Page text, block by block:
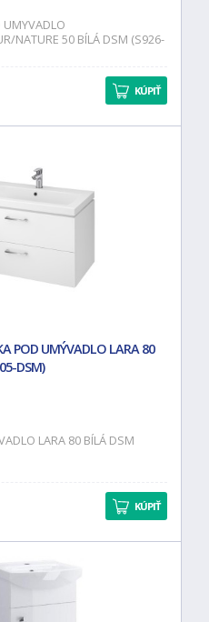
UMYVADLO
NATURE 50 BÍLÁ DSM (S926-
KÚPIŤ
POD UMÝVADLO LARA 80
DSM)
LARA 80 BÍLÁ DSM
KÚPIŤ